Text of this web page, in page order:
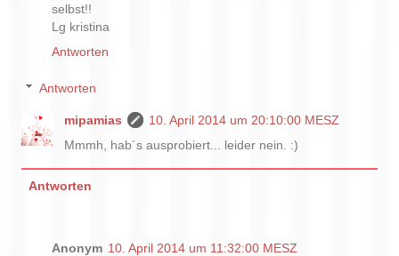
selbst!!
Lg kristina
Antworten
Antworten
mipamias
10. April 2014 um 20:10:00 MESZ
Mmmh, hab´s ausprobiert... leider nein. :)
Antworten
Anonym 10. April 2014 um 11:32:00 MESZ